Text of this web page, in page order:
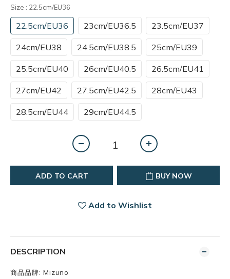
Size : 22.5cm/EU36
22.5cm/EU36 23cm/EU36.5 23.5cm/EU37
24cm/EU38 24.5cm/EU38.5 25cm/EU39
25.5cm/EU40 26cm/EU40.5 26.5cm/EU41
27cm/EU42 27.5cm/EU42.5 28cm/EU43
28.5cm/EU44 29cm/EU44.5
ADD TO CART BUY NOW
Add to Wishlist
DESCRIPTION
商品品牌: Mizuno